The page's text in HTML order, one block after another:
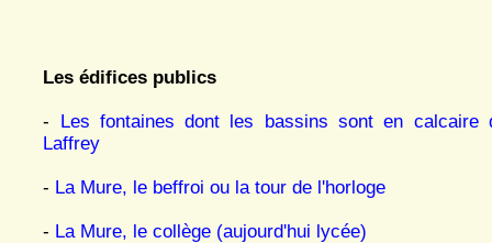
Les édifices publics
- Les fontaines dont les bassins sont en calcaire
Laffrey
- La Mure, le beffroi ou la tour de l'horloge
- La Mure, le collège (aujourd'hui lycée)